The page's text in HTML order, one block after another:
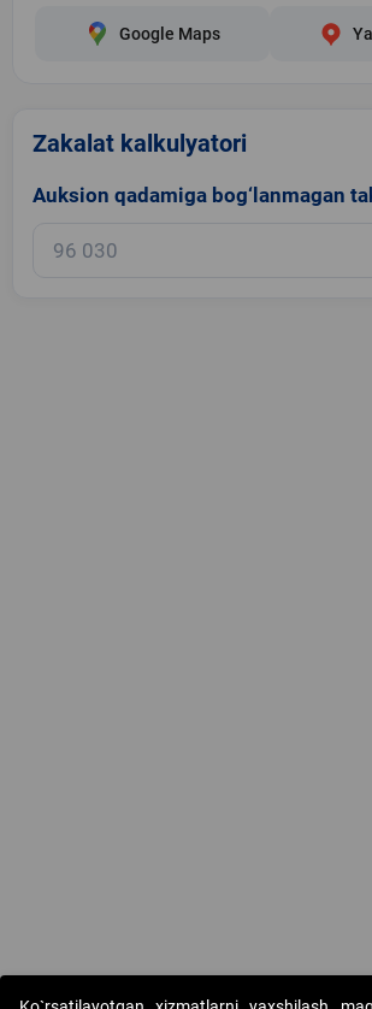
Google Maps
Zakalat kalkulyatori
Auksion qadamiga bog‘lanmagan